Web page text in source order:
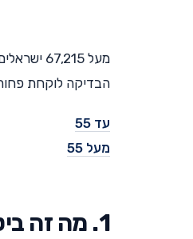
מעל
הבדיקה לוקחת
עד 55
מעל 55
1. מה זה ביטוח נסיעות חו"ל?